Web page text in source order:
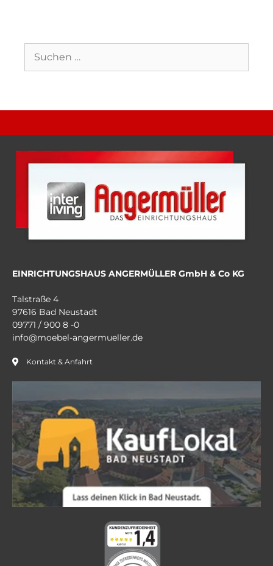
EINRICHTUNGSHAUS ANGERMÜLLER GmbH & Co KG
Talstraße 4
97616 Bad Neustadt
09771 / 900 8 -0
info@moebel-angermueller.de
Kontakt & Anfahrt